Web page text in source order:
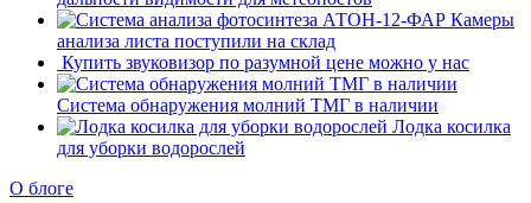
Камеры
анализа листа поступили на склад
Купить звуковизор по разумной цене можно у нас
Система обнаружения молний ТМГ в наличии
Лодка косилка
для уборки водорослей
О блоге